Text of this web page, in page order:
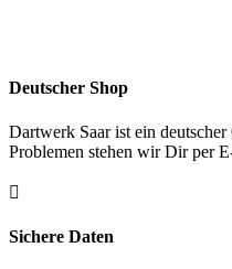
Deutscher Shop
Dartwerk Saar ist ein
Problemen stehen wir Dir per

Sichere Daten